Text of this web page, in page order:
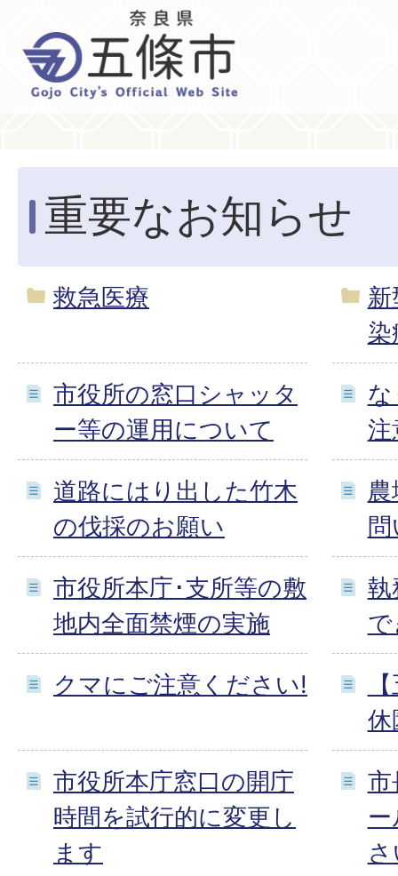
重要なお知らせ
救急医療
市役所の窓口シャッタ
ー等の運用について
注
道路にはり出した竹木
の伐採のお願い
市役所本庁･支所等の敷
地内全面禁煙の実施
執
クマにご注意ください!
休
市役所本庁窓口の開庁
時間を試行的に変更し
ます